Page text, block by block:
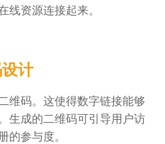
线资源连接起来。
计
维码。这使得数字链接能够
生成的二维码可引导用户访
的参与度。